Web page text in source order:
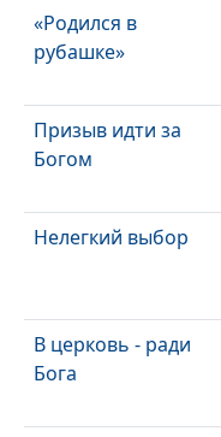
«Родился в
рубашке»
Призыв идти за
Богом
Нелегкий выбор
В церковь - ради
Бога